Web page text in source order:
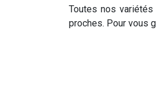
Toutes nos variétés
proches. Pour vous